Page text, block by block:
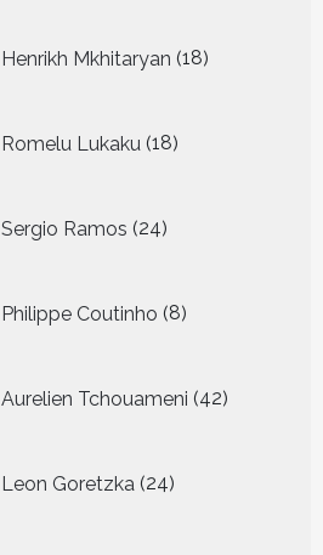
Henrikh Mkhitaryan 18
producten
Romelu Lukaku 18
producten
Sergio Ramos 24
producten
Philippe Coutinho 8
producten
Aurelien Tchouameni 42
producten
Leon Goretzka 24
producten